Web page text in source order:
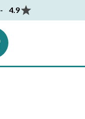
- 4.9